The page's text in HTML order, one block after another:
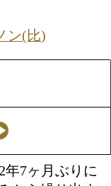
て、ここは
重要な一戦
勝ちを飾り
地を与え
く、仕留
皮むけた
井が得意